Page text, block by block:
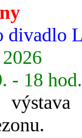
divadlo
- 18 hod.